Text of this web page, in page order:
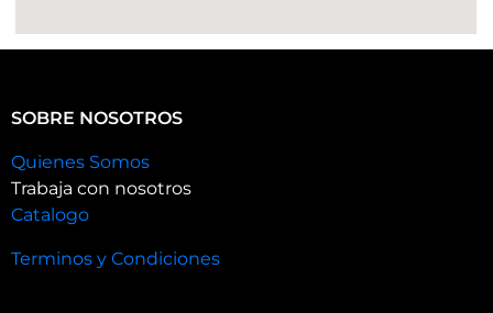
SOBRE NOSOTROS
Quienes Somos
Trabaja con nosotros
Catalogo
Terminos y Condiciones